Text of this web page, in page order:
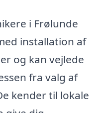
i Frølunde
installation af
og kan vejlede
fra valg af
kender til lokale